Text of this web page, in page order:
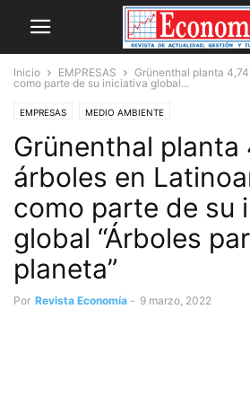
Inicio EMPRESAS
Grünenthal planta
como parte de su iniciativa global...
EMPRESAS MEDIO AMBIENTE
Grünenthal planta
árboles en
como parte de su
global “Árboles
planeta”
Por Revista Economía - 9 marzo, 2022